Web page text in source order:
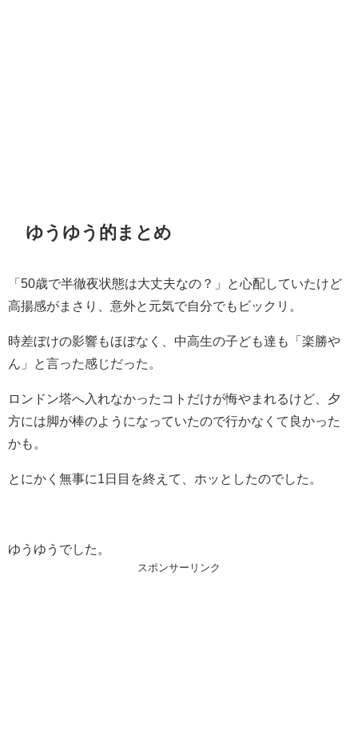
ゆうゆう的まとめ
「50歳で半徹夜状態は大丈夫なの？」と心配していたけど
高揚感がまさり、意外と元気で自分でもビックリ。
時差ぼけの影響もほぼなく、中高生の子ども達も「楽勝や
ん」と言った感じだった。
ロンドン塔へ入れなかったコトだけが悔やまれるけど、夕
方には脚が棒のようになっていたので行かなくて良かった
かも。
とにかく無事に1日目を終えて、ホッとしたのでした。
ゆうゆうでした。
スポンサーリンク